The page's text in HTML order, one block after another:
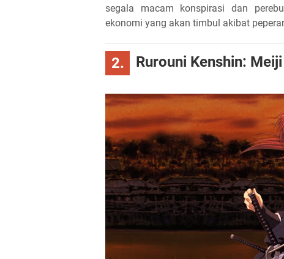
segala macam konspirasi dan
ekonomi yang akan timbul akibat
2. Rurouni Kenshin: